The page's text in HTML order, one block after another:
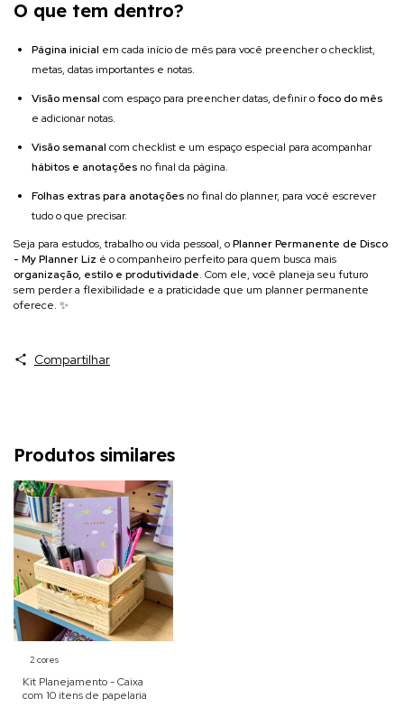
O que tem dentro?
Página inicial em cada início de mês para você preencher o checklist,
metas, datas importantes e notas.
Visão mensal com espaço para preencher datas, definir ofoco do mês
e adicionar notas.
Visão semanal com checklist e um espaço especial para acompanhar
hábitos e anotações no final da página.
Folhas extras para anotações no final do planner, para você escrever
tudo o que precisar.
Seja para estudos, trabalho ou vida pessoal, oPlanner Permanente de Disco
- My Planner Liz é o companheiro perfeito para quem busca mais
organização, estilo e produtividade. Com ele, você planeja seu futuro
sem perder a flexibilidade e a praticidade que um planner permanente
oferece. ✨
Compartilhar
Produtos similares
2 cores
Kit Planejamento - Caixa
com 10 itens de papelaria